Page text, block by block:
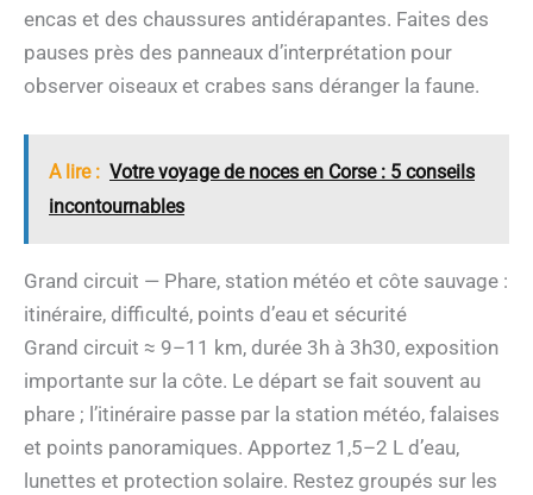
encas et des chaussures antidérapantes. Faites des
pauses près des panneaux d’interprétation pour
observer oiseaux et crabes sans déranger la faune.
A lire : Votre voyage de noces en Corse : 5 conseils
incontournables
Grand circuit — Phare, station météo et côte sauvage :
itinéraire, difficulté, points d’eau et sécurité
Grand circuit ≈ 9–11 km, durée 3h à 3h30, exposition
importante sur la côte. Le départ se fait souvent au
phare ; l’itinéraire passe par la station météo, falaises
et points panoramiques. Apportez 1,5–2 L d’eau,
lunettes et protection solaire. Restez groupés sur les